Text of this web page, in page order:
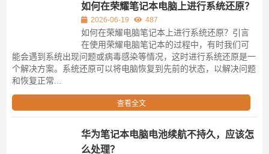
如何在荣耀笔记本电脑上进行系统还原？
2026-06-19 487
如何在荣耀电脑笔记本上进行系统还原？引言
在使用荣耀电脑笔记本的过程中，有时我们可
能会遇到系统出现问题或病毒感染等情况，这时进行系统还原是一
个解决方案。系统还原可以将电脑恢复到先前的状态，以解决问题
和恢复正常...
查看全文
华为笔记本电脑电池续航不持久，应该怎
么处理？